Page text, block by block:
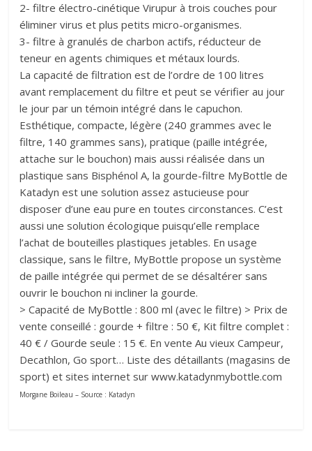
2- filtre électro-cinétique Virupur à trois couches pour
éliminer virus et plus petits micro-organismes.
3- filtre à granulés de charbon actifs, réducteur de
teneur en agents chimiques et métaux lourds.
La capacité de filtration est de l’ordre de 100 litres
avant remplacement du filtre et peut se vérifier au jour
le jour par un témoin intégré dans le capuchon.
Esthétique, compacte, légère (240 grammes avec le
filtre, 140 grammes sans), pratique (paille intégrée,
attache sur le bouchon) mais aussi réalisée dans un
plastique sans Bisphénol A, la gourde-filtre MyBottle de
Katadyn est une solution assez astucieuse pour
disposer d’une eau pure en toutes circonstances. C’est
aussi une solution écologique puisqu’elle remplace
l’achat de bouteilles plastiques jetables. En usage
classique, sans le filtre, MyBottle propose un système
de paille intégrée qui permet de se désaltérer sans
ouvrir le bouchon ni incliner la gourde.
> Capacité de MyBottle : 800 ml (avec le filtre) > Prix de
vente conseillé : gourde + filtre : 50 €, Kit filtre complet :
40 € / Gourde seule : 15 €. En vente Au vieux Campeur,
Decathlon, Go sport… Liste des détaillants (magasins de
sport) et sites internet sur www.katadynmybottle.com
Morgane Boileau – Source : Katadyn